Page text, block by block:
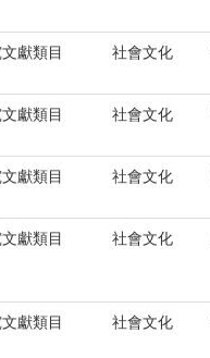
獻類目
社會文化
獻類目
社會文化
獻類目
社會文化
獻類目
社會文化
獻類目
社會文化